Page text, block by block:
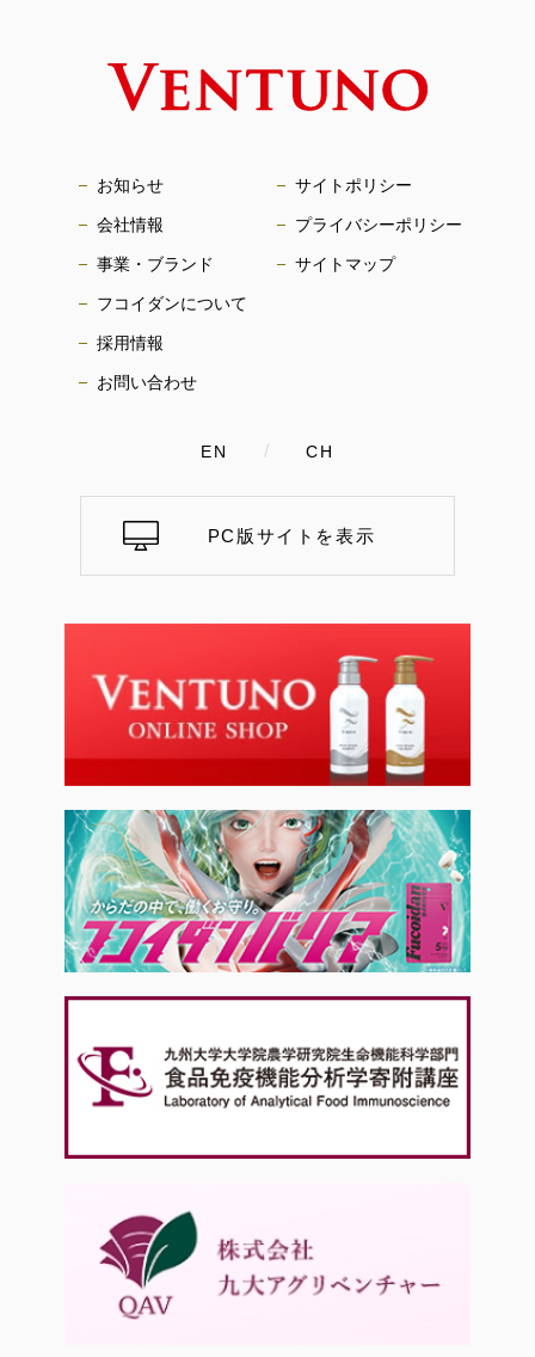
お知らせ
会社情報
事業・ブランド
フコイダンについて
採用情報
お問い合わせ
サイトポリシー
プライバシーポリシー
サイトマップ
EN / CH
PC版サイトを表示